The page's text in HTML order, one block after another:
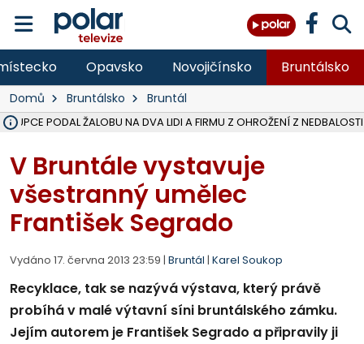
Opavsko Novojičínsko Bruntálsko
Domů Bruntálsko Bruntál
PODAL ŽALOBU NA DVA LIDI A FIRMU Z OHROŽENÍ Z NEDBALOSTI
V Bruntále vystavuje
všestranný umělec
František Segrado
Vydáno 17. června 2013 23:59 | Bruntál | Karel Soukop
Recyklace, tak se nazývá výstava, který právě
probíhá v malé výtavní síni bruntálského zámku.
Jejím autorem je František Segrado a připravily ji